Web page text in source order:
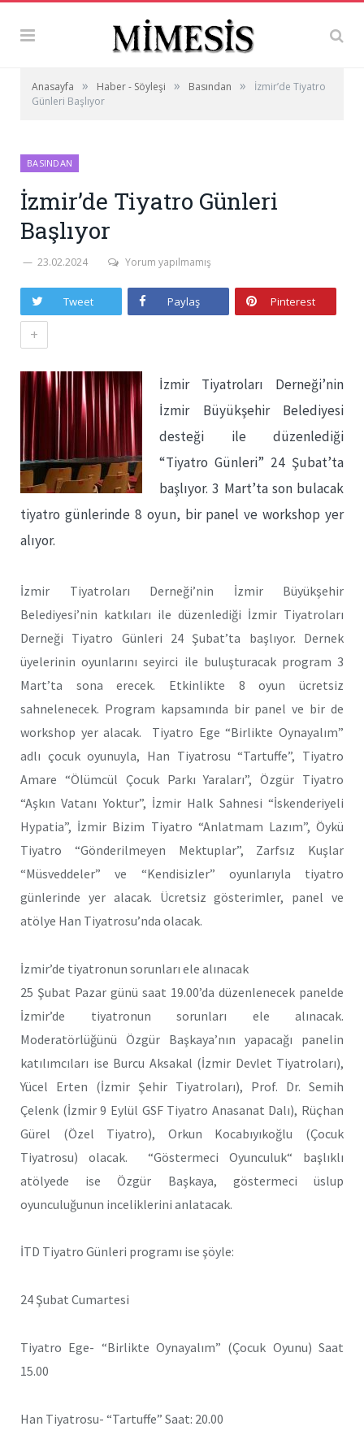
Anasayfa » Haber - Söyleşi » Basından »
İzmir’de Tiyatro
Günleri Başlıyor
BASINDAN
İzmir’de Tiyatro Günleri
Başlıyor
23.02.2024 Yorum yapılmamış
Tweet Paylaş Pinterest
+
İzmir Tiyatroları Derneği’nin
İzmir Büyükşehir Belediyesi
desteği ile düzenlediği
“Tiyatro Günleri” 24 Şubat’ta
başlıyor. 3 Mart’ta son bulacak
tiyatro günlerinde 8 oyun, bir panel ve workshop yer
alıyor.
İzmir Tiyatroları Derneği’nin İzmir Büyükşehir
Belediyesi’nin katkıları ile düzenlediği İzmir Tiyatroları
Derneği Tiyatro Günleri 24 Şubat’ta başlıyor. Dernek
üyelerinin oyunlarını seyirci ile buluşturacak program 3
Mart’ta sona erecek. Etkinlikte 8 oyun ücretsiz
sahnelenecek. Program kapsamında bir panel ve bir de
workshop yer alacak. Tiyatro Ege “Birlikte Oynayalım”
adlı çocuk oyunuyla, Han Tiyatrosu “Tartuffe”, Tiyatro
Amare “Ölümcül Çocuk Parkı Yaraları”, Özgür Tiyatro
“Aşkın Vatanı Yoktur”, İzmir Halk Sahnesi “İskenderiyeli
Hypatia”, İzmir Bizim Tiyatro “Anlatmam Lazım”, Öykü
Tiyatro “Gönderilmeyen Mektuplar”, Zarfsız Kuşlar
“Müsveddeler” ve “Kendisizler” oyunlarıyla tiyatro
günlerinde yer alacak. Ücretsiz gösterimler, panel ve
atölye Han Tiyatrosu’nda olacak.
İzmir’de tiyatronun sorunları ele alınacak
25 Şubat Pazar günü saat 19.00’da düzenlenecek panelde
İzmir’de tiyatronun sorunları ele alınacak.
Moderatörlüğünü Özgür Başkaya’nın yapacağı panelin
katılımcıları ise Burcu Aksakal (İzmir Devlet Tiyatroları),
Yücel Erten (İzmir Şehir Tiyatroları), Prof. Dr. Semih
Çelenk (İzmir 9 Eylül GSF Tiyatro Anasanat Dalı), Rüçhan
Gürel (Özel Tiyatro), Orkun Kocabıyıkoğlu (Çocuk
Tiyatrosu) olacak. “Göstermeci Oyunculuk“ başlıklı
atölyede ise Özgür Başkaya, göstermeci üslup
oyunculuğunun inceliklerini anlatacak.
İTD Tiyatro Günleri programı ise şöyle:
24 Şubat Cumartesi
Tiyatro Ege- “Birlikte Oynayalım” (Çocuk Oyunu) Saat
15.00
Han Tiyatrosu- “Tartuffe” Saat: 20.00